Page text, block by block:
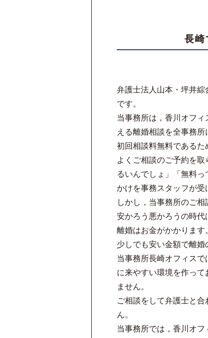
長崎
弁護士法人山本・坪井
です。
当事務所は，香川オフ
える離婚相談を全事務所
初回相談料無料であるた
よくご相談のご予約を
るいんでしょ」「無料
かけを事務スタッフが受
しかし，当事務所のご
安かろう悪かろうの時代
離婚はお金がかかります
少しでも安い金額で離婚
当事務所長崎オフィス
に来やすい環境を作っ
ません。
ご相談をして弁護士と
ん。
当事務所では，香川オ